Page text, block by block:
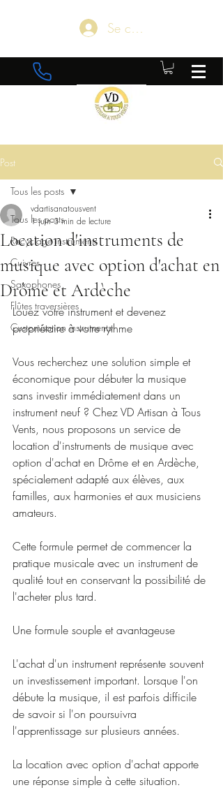
Se connecter
Post
Tous les posts
Recyclage instruments
Cuivres
Saxophones
Flûtes traversières
Customisation instruments
Tous les posts
Location d'instruments de
musique avec option d'achat en
Drôme et Ardèche
vdartisanatousvent
1 juin 3 min de lecture
Louez votre instrument et devenez
propriétaire à votre rythme
Vous recherchez une solution simple et
économique pour débuter la musique
sans investir immédiatement dans un
instrument neuf ? Chez VD Artisan à Tous
Vents, nous proposons un service de
location d'instruments de musique avec
option d'achat en Drôme et en Ardèche,
spécialement adapté aux élèves, aux
familles, aux harmonies et aux musiciens
amateurs.
Cette formule permet de commencer la
pratique musicale avec un instrument de
qualité tout en conservant la possibilité de
l'acheter plus tard.
Une formule souple et avantageuse
L'achat d'un instrument représente souvent
un investissement important. Lorsque l'on
débute la musique, il est parfois difficile
de savoir si l'on poursuivra
l'apprentissage sur plusieurs années.
La location avec option d'achat apporte
une réponse simple à cette situation.